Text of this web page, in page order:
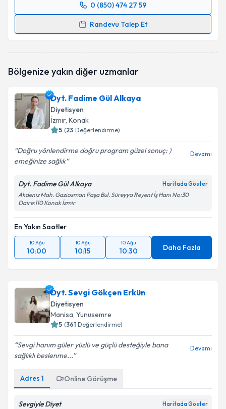
0 (850) 474 27 59
Randevu Talep Et
Randevu Takvimi Talebi
oluşturun. Size bu uzmandan randevu almanız için bir
Kişisel verilerimin işlenmesine ilişkin
Metni'ni okudum ve kişisel verilerimin belirtilen
kapsamda işlenmesini kabul ediyorum.
Takvim Talebini Gönder
Bölgenize yakın diğer uzmanlar
Dyt. Fadime Gül Alkaya
Diyetisyen
İzmir, Konak
5 (23 Değerlendirme)
Doğru yönlendirme doğru program güzel sonuç: )
emeğinize sağlık
Devamı
Dyt. Fadime Gül Alkaya Haritada Göster
Akdeniz Mah. Gaziosman Paşa Bul. Süreyya Reyent İş Hanı No:30
Daire:110 Konak İzmir
En Yakın Saatler
10 Ağu
10:00
10 Ağu
10:15
10 Ağu
10:30 Daha Fazla
Dyt. Sevgi Gökçen Erkün
Diyetisyen
Manisa, Yunusemre
5 (361 Değerlendirme)
Sevgi hanım güler yüzlü ve güçlü desteğiyle bana
sağlıklı beslenme...
Devamı
Adres 1 Online Görüşme
Sevgiyle Diyet Haritada Göster